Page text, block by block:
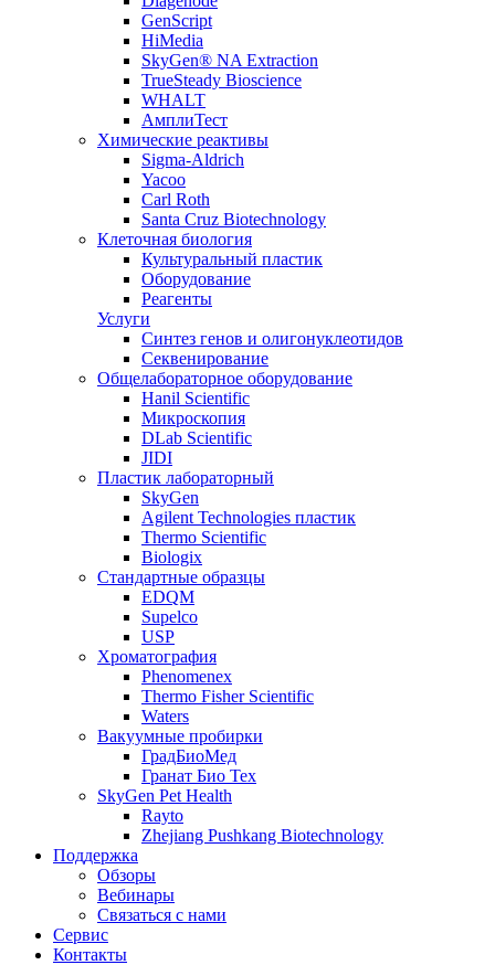
GenScript
HiMedia
SkyGen® NA Extraction
TrueSteady Bioscience
WHALT
АмплиТест
Химические реактивы
Sigma-Aldrich
Yacoo
Carl Roth
Santa Cruz Biotechnology
Клеточная биология
Культуральный пластик
Оборудование
Реагенты
Услуги
Синтез генов и олигонуклеотидов
Секвенирование
Общелабораторное оборудование
Hanil Scientific
Микроскопия
DLab Scientific
JIDI
Пластик лабораторный
SkyGen
Agilent Technologies пластик
Thermo Scientific
Biologix
Стандартные образцы
EDQM
Supelco
USP
Хроматография
Phenomenex
Thermo Fisher Scientific
Waters
Вакуумные пробирки
ГрадБиоМед
Гранат Био Тех
SkyGen Pet Health
Rayto
Zhejiang Pushkang Biotechnology
Поддержка
Обзоры
Вебинары
Связаться с нами
Сервис
Контакты